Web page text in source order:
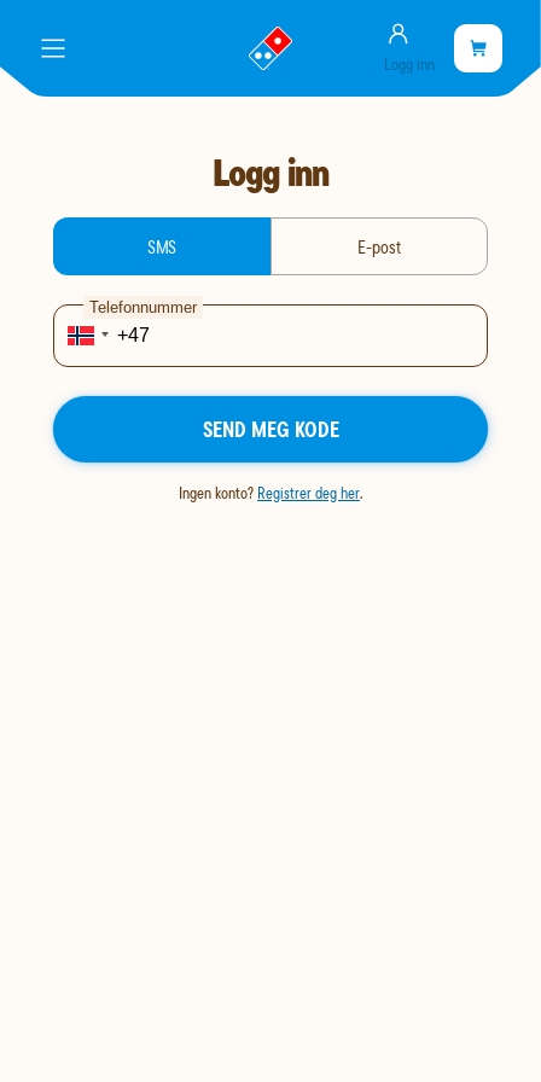
meny
gå
til
landingssiden
Konto
Logg inn
er
tom
Logg inn
login-type
SMS E-post
Telefonnummer
SEND MEG KODE
Ingen konto? Registrer deg her.